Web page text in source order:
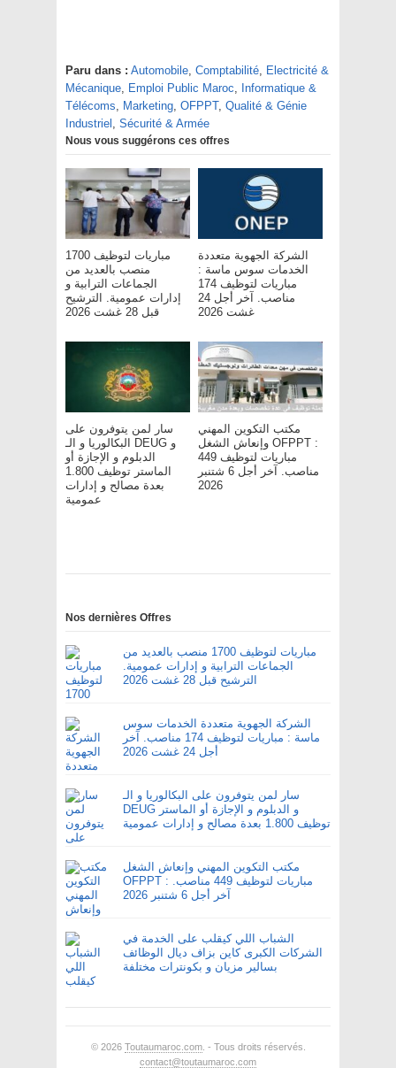
Paru dans : Automobile, Comptabilité, Electricité &
Mécanique, Emploi Public Maroc, Informatique &
Télécoms, Marketing, OFPPT, Qualité & Génie
Industriel , Sécurité & Armée
Nous vous suggérons ces offres
مباريات لتوظيف 1700
منصب بالعديد من
الجماعات الترابية و
إدارات عمومية. الترشيح
قبل 28 غشت 2026
الشركة الجهوية متعددة
الخدمات سوس ماسة :
مباريات لتوظيف 174
مناصب. آخر أجل 24
غشت 2026
سار لمن يتوفرون على
البكالوريا و الـ DEUG و
الدبلوم و الإجازة أو
الماستر توظيف 1.800
بعدة مصالح و إدارات
عمومية
مكتب التكوين المهني
وإنعاش الشغل OFPPT :
مباريات لتوظيف 449
مناصب. آخر أجل 6 شتنبر
2026
Nos dernières Offres
مباريات لتوظيف 1700 منصب بالعديد من
الجماعات الترابية و إدارات عمومية.
الترشيح قبل 28 غشت 2026
الشركة الجهوية متعددة الخدمات سوس
ماسة : مباريات لتوظيف 174 مناصب. آخر
أجل 24 غشت 2026
سار لمن يتوفرون على البكالوريا و الـ
DEUG و الدبلوم و الإجازة أو الماستر
توظيف 1.800 بعدة مصالح و إدارات عمومية
مكتب التكوين المهني وإنعاش الشغل
OFPPT : مباريات لتوظيف 449 مناصب.
آخر أجل 6 شتنبر 2026
الشباب اللي كيقلب على الخدمة في
الشركات الكبرى كاين بزاف ديال الوظائف
بسالير مزيان و بكونترات مختلفة
© 2026 Toutaumaroc.com. - Tous droits réservés.
contact@toutaumaroc.com